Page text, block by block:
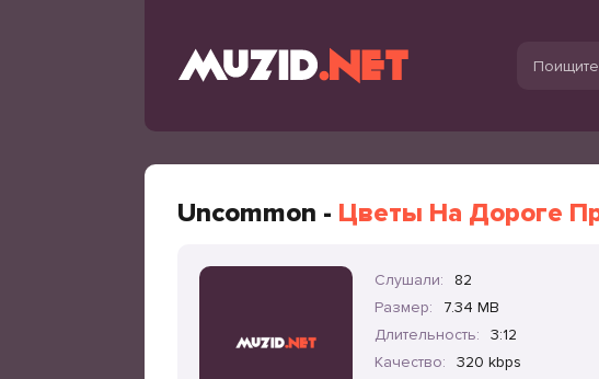
Uncommon - Цветы На Дороге
Слушали:
82
Размер:
7.34 MB
Длительность:
3:12
Качество:
320 kbps